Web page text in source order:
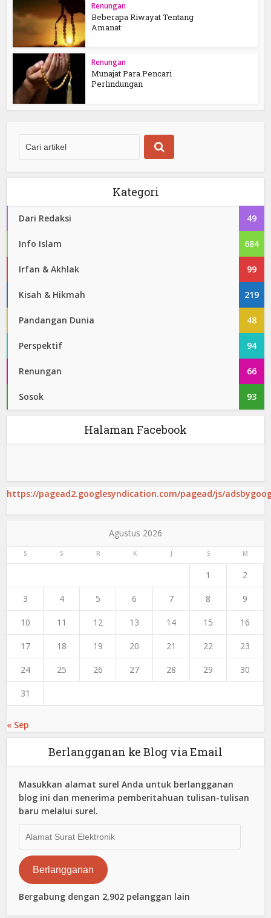
Renungan
Beberapa Riwayat Tentang
Amanat
Renungan
Munajat Para Pencari
Perlindungan
Kategori
Dari Redaksi 49
Info Islam 684
Irfan & Akhlak 99
Kisah & Hikmah 219
Pandangan Dunia 48
Perspektif 94
Renungan 66
Sosok 93
Halaman Facebook
https://pagead2.googlesyndication.com/pagead/js/
Agustus 2026
S S R K J S M
1 2
3 4 5 6 7 8 9
10 11 12 13 14 15 16
17 18 19 20 21 22 23
24 25 26 27 28 29 30
31
« Sep
Berlangganan ke Blog via Email
Masukkan alamat surel Anda untuk berlangganan
blog ini dan menerima pemberitahuan tulisan-tulisan
baru melalui surel.
Surat
Elektronik
Berlangganan
Bergabung dengan 2,902 pelanggan lain